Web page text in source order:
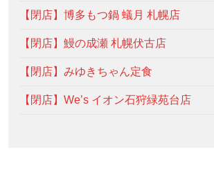
【閉店】博多もつ鍋 蟻月 札幌店
【閉店】鰻の成瀬 札幌伏古店
【閉店】みゆきちゃん定食
【閉店】We’s イオン石狩緑苑台店